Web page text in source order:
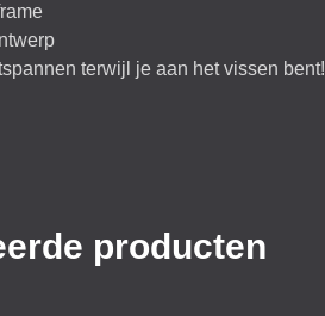
terwijl je aan het vissen bent!
producten